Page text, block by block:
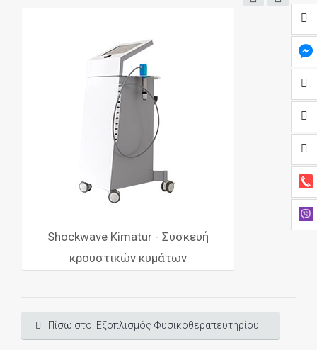
Shockwave Kimatur - Συσκευή
κρουστικών κυμάτων
Πίσω στο: Εξοπλισμός Φυσικοθεραπευτηρίου